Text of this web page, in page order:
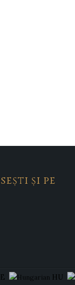
și pe
HU